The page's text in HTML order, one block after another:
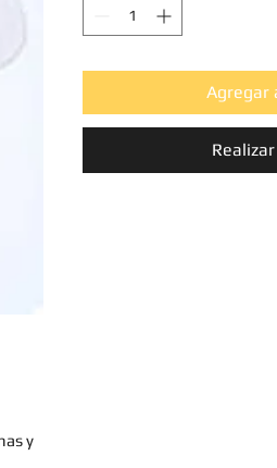
y
Agregar